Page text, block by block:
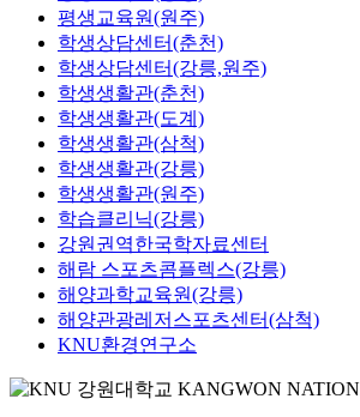
평생교육원(원주)
학생상담센터(춘천)
학생상담센터(강릉,원주)
학생생활관(춘천)
학생생활관(도계)
학생생활관(삼척)
학생생활관(강릉)
학생생활관(원주)
학습클리닉(강릉)
강원권역한국학자료센터
해람 스포츠콤플렉스(강릉)
해양과학교육원(강릉)
해양관광레저스포츠센터(삼척)
KNU환경연구소